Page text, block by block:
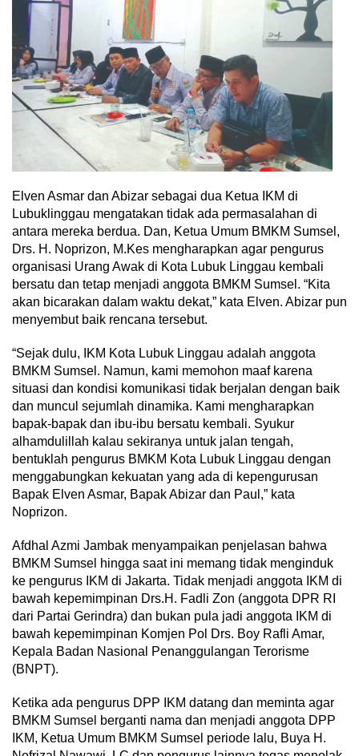
Elven Asmar dan Abizar sebagai dua Ketua IKM di
Lubuklinggau mengatakan tidak ada permasalahan di
antara mereka berdua. Dan, Ketua Umum BMKM Sumsel,
Drs. H. Noprizon, M.Kes mengharapkan agar pengurus
organisasi Urang Awak di Kota Lubuk Linggau kembali
bersatu dan tetap menjadi anggota BMKM Sumsel. “Kita
akan bicarakan dalam waktu dekat,” kata Elven. Abizar pun
menyembut baik rencana tersebut.
“Sejak dulu, IKM Kota Lubuk Linggau adalah anggota
BMKM Sumsel. Namun, kami memohon maaf karena
situasi dan kondisi komunikasi tidak berjalan dengan baik
dan muncul sejumlah dinamika. Kami mengharapkan
bapak-bapak dan ibu-ibu bersatu kembali. Syukur
alhamdulillah kalau sekiranya untuk jalan tengah,
bentuklah pengurus BMKM Kota Lubuk Linggau dengan
menggabungkan kekuatan yang ada di kepengurusan
Bapak Elven Asmar, Bapak Abizar dan Paul,” kata
Noprizon.
Afdhal Azmi Jambak menyampaikan penjelasan bahwa
BMKM Sumsel hingga saat ini memang tidak menginduk
ke pengurus IKM di Jakarta. Tidak menjadi anggota IKM di
bawah kepemimpinan Drs.H. Fadli Zon (anggota DPR RI
dari Partai Gerindra) dan bukan pula jadi anggota IKM di
bawah kepemimpinan Komjen Pol Drs. Boy Rafli Amar,
Kepala Badan Nasional Penanggulangan Terorisme
(BNPT).
Ketika ada pengurus DPP IKM datang dan meminta agar
BMKM Sumsel berganti nama dan menjadi anggota DPP
IKM, Ketua Umum BMKM Sumsel periode lalu, Buya H.